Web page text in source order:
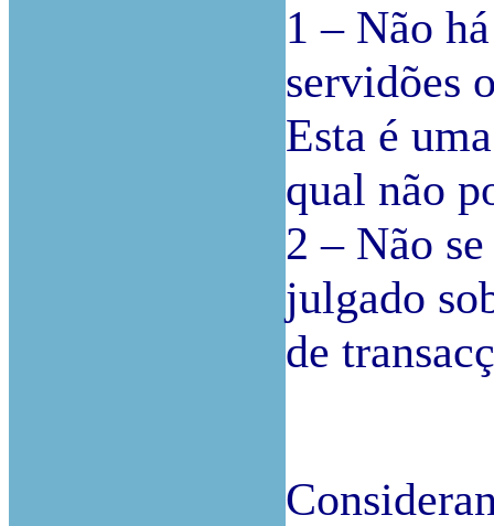
1 – Não
servidões
Esta é
qual não
2 – Não
julgado
de